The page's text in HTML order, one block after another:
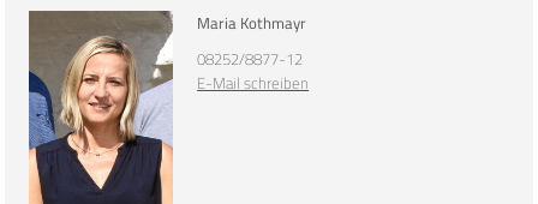
Maria Kothmayr
08252/8877-12
E-Mail schreiben